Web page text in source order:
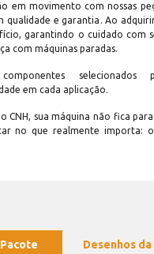
em movimento com nossas
qualidade e garantia. Ao
garantindo o cuidado com
com máquinas paradas.
selecionados
em cada aplicação.
CNH, sua máquina não fica
no que realmente importa: o
Desenhos